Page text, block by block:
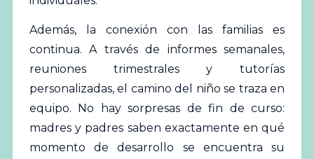
Además, la conexión con las familias es
continua. A través de informes semanales,
reuniones trimestrales y tutorías
personalizadas, el camino del niño se traza en
equipo. No hay sorpresas de fin de curso:
madres y padres saben exactamente en qué
momento de desarrollo se encuentra su